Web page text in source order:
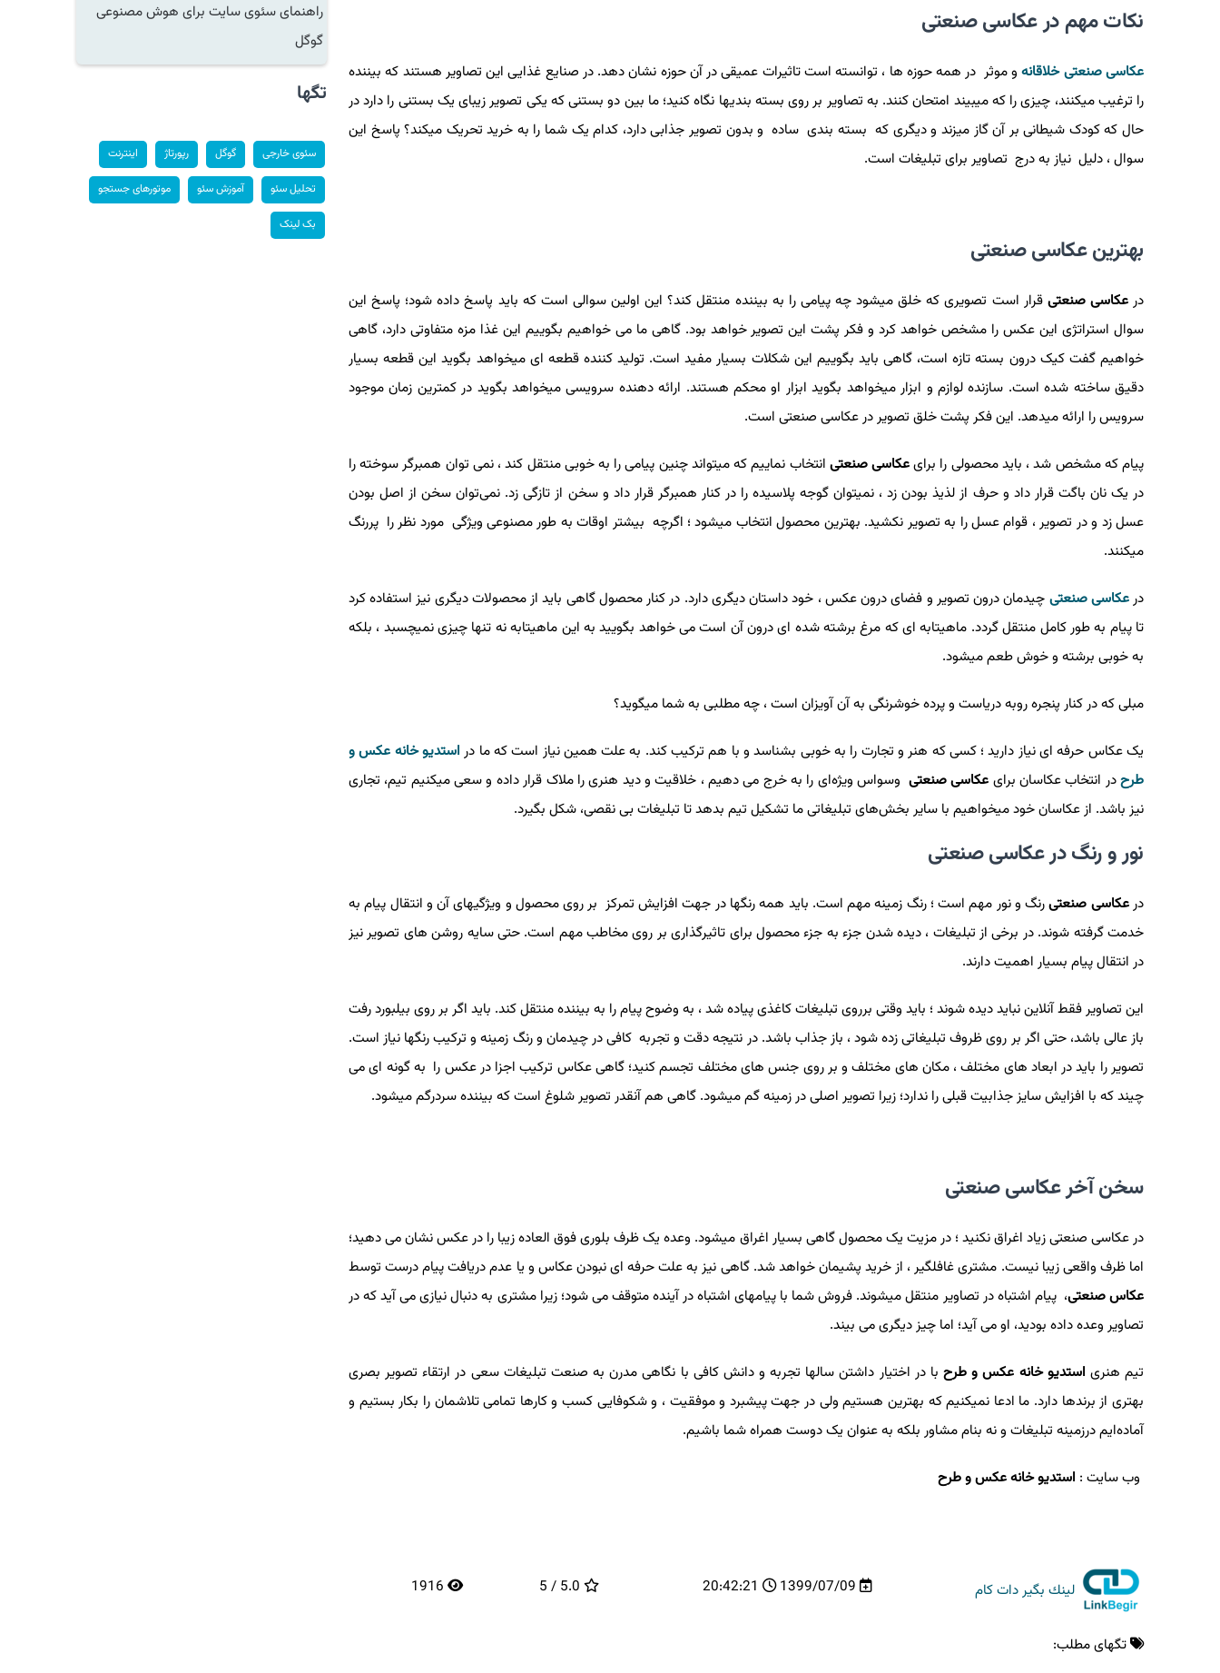
نکات مهم در عکاسی صنعتی
عکاسی صنعتی خلاقانهو موثر در همه حوزه ها ، توانسته است تاثیرات عمیقی در آن حوزه نشان دهد. در صنایع غذایی این تصاویر هستند که بیننده
را ترغیب میکنند، چیزی را که میبیند امتحان کنند. به تصاویر بر روی بسته بندیها نگاه کنید؛ ما بین دو بستنی که یکی تصویر زیبای یک بستنی را دارد در
حال که کودک شیطانی بر آن گاز میزند و دیگری که بسته بندی ساده و بدون تصویر جذابی دارد، کدام یک شما را به خرید تحریک میکند؟ پاسخ این
سوال ، دلیل نیاز به درج تصاویر برای تبلیغات است.
بهترین عکاسی صنعتی
درعکاسی صنعتی قرار است تصویری که خلق میشود چه پیامی را به بیننده منتقل کند؟ این اولین سوالی است که باید پاسخ داده شود؛ پاسخ این
سوال استراتژی این عکس را مشخص خواهد کرد و فکر پشت این تصویر خواهد بود. گاهی ما می خواهیم بگوییم این غذا مزه متفاوتی دارد، گاهی
خواهیم گفت کیک درون بسته تازه است، گاهی باید بگوییم این شکلات بسیار مفید است. تولید کننده قطعه ای میخواهد بگوید این قطعه بسیار
دقیق ساخته شده است. سازنده لوازم و ابزار میخواهد بگوید ابزار او محکم هستند. ارائه دهنده سرویسی میخواهد بگوید در کمترین زمان موجود
سرویس را ارائه میدهد. این فکر پشت خلق تصویر در عکاسی صنعتی است.
پیام که مشخص شد ، باید محصولی را برایعکاسی صنعتی انتخاب نماییم که میتواند چنین پیامی را به خوبی منتقل کند ، نمی توان همبرگر سوخته را
در یک نان باگت قرار داد و حرف از لذیذ بودن زد ، نمیتوان گوجه پلاسیده را در کنار همبرگر قرار داد و سخن از تازگی زد. نمی‌توان سخن از اصل بودن
عسل زد و در تصویر ، قوام عسل را به تصویر نکشید. بهترین محصول انتخاب میشود ؛ اگرچه بیشتر اوقات به طور مصنوعی ویژگی مورد نظر را پررنگ
میکنند.
درعکاسی صنعتی چیدمان درون تصویر و فضای درون عکس ، خود داستان دیگری دارد. در کنار محصول گاهی باید از محصولات دیگری نیز استفاده کرد
تا پیام به طور کامل منتقل گردد. ماهیتابه ای که مرغ برشته شده ای درون آن است می خواهد بگویید به این ماهیتابه نه تنها چیزی نمیچسبد ، بلکه
به خوبی برشته و خوش طعم میشود.
مبلی که در کنار پنجره روبه دریاست و پرده خوشرنگی به آن آویزان است ، چه مطلبی به شما میگوید؟
یک عکاس حرفه ای نیاز دارید ؛ کسی که هنر و تجارت را به خوبی بشناسد و با هم ترکیب کند. به علت همین نیاز است که ما در استدیو خانه عکس و
طرحدر انتخاب عکاسان برای عکاسی صنعتی وسواس ویژه‌ای را به خرج می دهیم ، خلاقیت و دید هنری را ملاک قرار داده و سعی میکنیم تیم، تجاری
نیز باشد. از عکاسان خود میخواهیم با سایر بخش‌های تبلیغاتی ما تشکیل تیم بدهد تا تبلیغات بی نقصی، شکل بگیرد.
نور و رنگ در عکاسی صنعتی
درعکاسی صنعتیرنگ و نور مهم است ؛ رنگ زمینه مهم است. باید همه رنگها در جهت افزایش تمرکز بر روی محصول و ویژگیهای آن و انتقال پیام به
خدمت گرفته شوند. در برخی از تبلیغات ، دیده شدن جزء به جزء محصول برای تاثیرگذاری بر روی مخاطب مهم است. حتی سایه روشن های تصویر نیز
در انتقال پیام بسیار اهمیت دارند.
این تصاویر فقط آنلاین نباید دیده شوند ؛ باید وقتی برروی تبلیغات کاغذی پیاده شد ، به وضوح پیام را به بیننده منتقل کند. باید اگر بر روی بیلبورد رفت
باز عالی باشد، حتی اگر بر روی ظروف تبلیغاتی زده شود ، باز جذاب باشد. در نتیجه دقت و تجربه کافی در چیدمان و رنگ زمینه و ترکیب رنگها نیاز است.
تصویر را باید در ابعاد های مختلف ، مکان های مختلف و بر روی جنس های مختلف تجسم کنید؛ گاهی عکاس ترکیب اجزا در عکس را به گونه ای می
چیند که با افزایش سایز جذابیت قبلی را ندارد؛ زیرا تصویر اصلی در زمینه گم میشود. گاهی هم آنقدر تصویر شلوغ است که بیننده سردرگم میشود.
سخن آخر عکاسی صنعتی
در عکاسی صنعتی زیاد اغراق نکنید ؛ در مزیت یک محصول گاهی بسیار اغراق میشود. وعده یک ظرف بلوری فوق العاده زیبا را در عکس نشان می دهید؛
اما ظرف واقعی زیبا نیست. مشتری غافلگیر ، از خرید پشیمان خواهد شد. گاهی نیز به علت حرفه ای نبودن عکاس و یا عدم دریافت پیام درست توسط
عکاس صنعتی، پیام اشتباه در تصاویر منتقل میشوند. فروش شما با پیامهای اشتباه در آینده متوقف می شود؛ زیرا مشتری به دنبال نیازی می آید که در
تصاویر وعده داده بودید، او می آید؛ اما چیز دیگری می بیند.
تیم هنری استدیو خانه عکس و طرحبا در اختیار داشتن سالها تجربه و دانش کافی با نگاهی مدرن به صنعت تبلیغات سعی در ارتقاء تصویر بصری
بهتری از برندها دارد. ما ادعا نمیکنیم که بهترین هستیم ولی در جهت پیشبرد و موفقیت ، و شکوفایی کسب و کارها تمامی تلاشمان را بکار بستیم و
آماده‌ایم درزمینه تبلیغات و نه بنام مشاور بلکه به عنوان یک دوست همراه شما باشیم.
وب سایت : استدیو خانه عکس و طرح
لینك بگیر دات كام 1399/07/09
20:42:21
5.0 / 5
1916
تگهای مطلب:
راهنمای سئوی سایت برای هوش مصنوعی
گوگل
تگها
سئوی خارجی گوگل رپورتاژ اینترنت
تحلیل سئو آموزش سئو موتورهای جستجو
بک لینک